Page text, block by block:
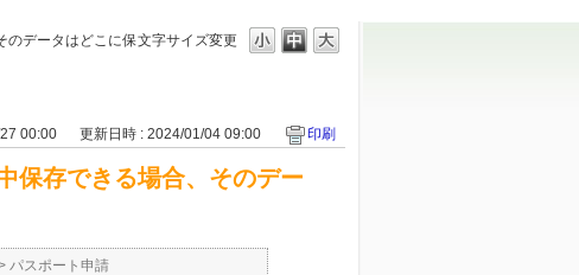
文字サイズ変更
のデータはどこに保
00:00 更新日時 : 2024/01/04 09:00 印刷
保存できる場合、そのデー
パスポート申請